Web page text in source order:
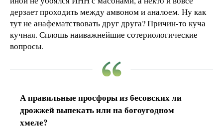
дерзает проходить между амвоном и аналоем. Ну как
тут не анафематствовать друг друга? Причин-то куча
кучная. Сплошь наиважнейшие сотериологические
вопросы.
А правильные просфоры из бесовских ли
дрожжей выпекать или на богоугодном
хмеле?